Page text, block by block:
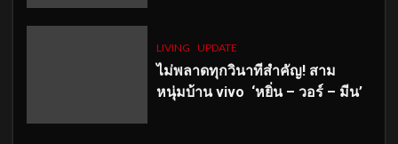
LIVING UPDATE
ไม่พลาดทุกวินาทีสำคัญ! สาม
หนุ่มบ้าน vivo ‘หยิ่น – วอร์ – มีน’